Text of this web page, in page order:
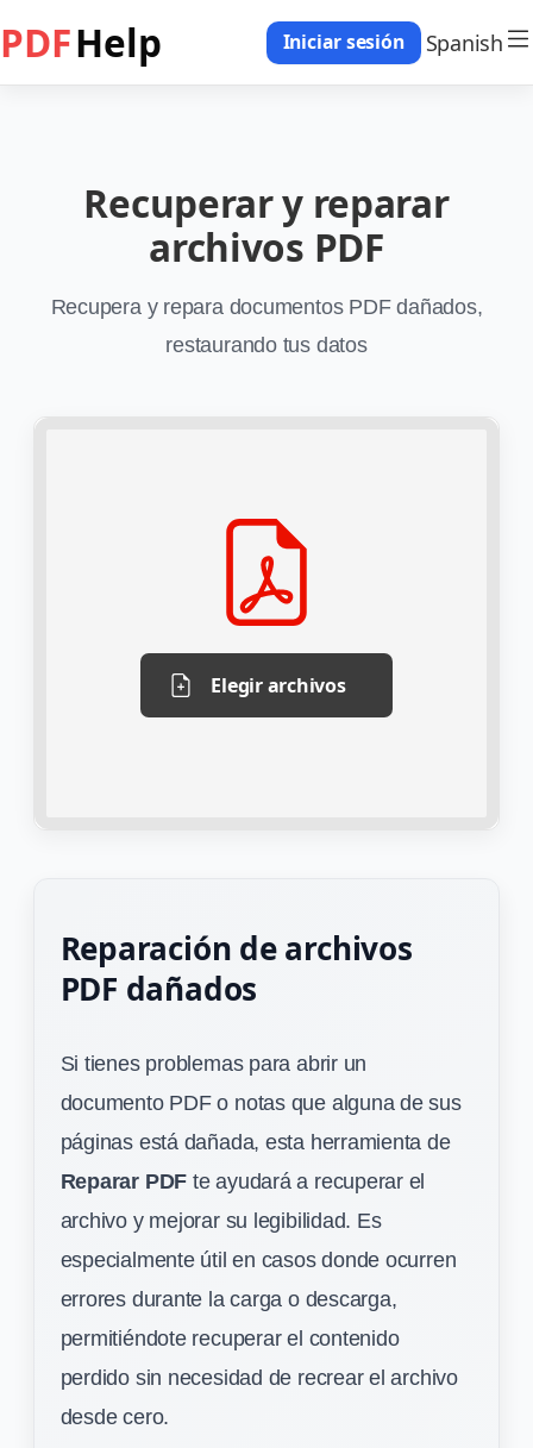
PDFHelp Iniciar sesión Spanish
Recuperar y reparar
archivos PDF
Recupera y repara documentos PDF dañados,
restaurando tus datos
Elegir archivos
Reparación de archivos
PDF dañados
Si tienes problemas para abrir un
documento PDF o notas que alguna de sus
páginas está dañada, esta herramienta de
Reparar PDF te ayudará a recuperar el
archivo y mejorar su legibilidad. Es
especialmente útil en casos donde ocurren
errores durante la carga o descarga,
permitiéndote recuperar el contenido
perdido sin necesidad de recrear el archivo
desde cero.